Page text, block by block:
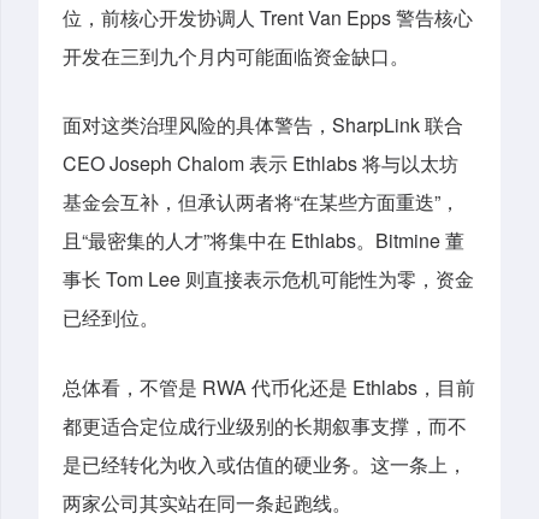
位，前核心开发协调人 Trent Van Epps 警告核心
开发在三到九个月内可能面临资金缺口。
面对这类治理风险的具体警告，SharpLink 联合
CEO Joseph Chalom 表示 Ethlabs 将与以太坊
基金会互补，但承认两者将“在某些方面重迭”，
且“最密集的人才”将集中在 Ethlabs。Bitmine 董
事长 Tom Lee 则直接表示危机可能性为零，资金
已经到位。
总体看，不管是 RWA 代币化还是 Ethlabs，目前
都更适合定位成行业级别的长期叙事支撑，而不
是已经转化为收入或估值的硬业务。这一条上，
两家公司其实站在同一条起跑线。